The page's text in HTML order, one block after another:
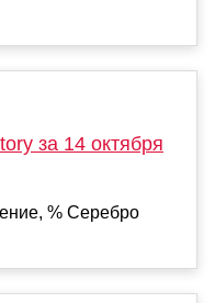
за 14 октября
% Серебро